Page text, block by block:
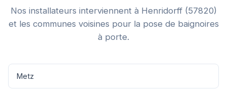
Nos installateurs interviennent à Henridorff (57820)
et les communes voisines pour la pose de baignoires
à porte.
Metz